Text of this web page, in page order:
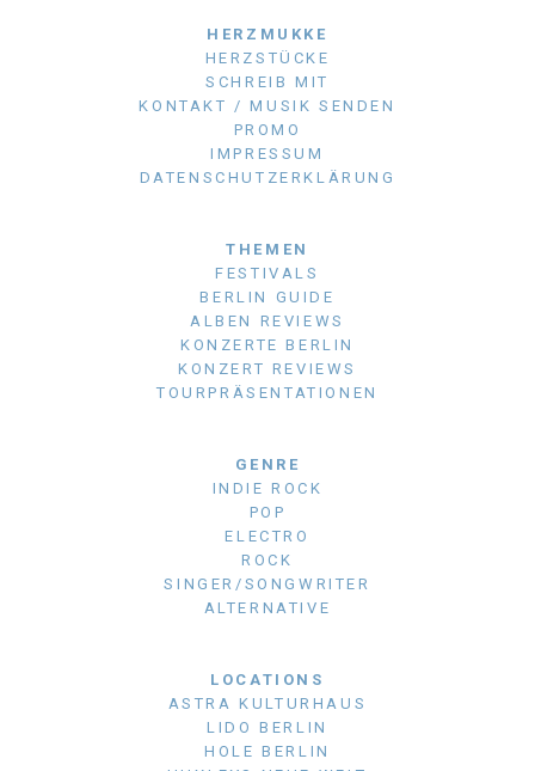
HERZMUKKE
HERZSTÜCKE
SCHREIB MIT
KONTAKT / MUSIK SENDEN
PROMO
IMPRESSUM
DATENSCHUTZERKLÄRUNG
THEMEN
FESTIVALS
BERLIN GUIDE
ALBEN REVIEWS
KONZERTE BERLIN
KONZERT REVIEWS
TOURPRÄSENTATIONEN
GENRE
INDIE ROCK
POP
ELECTRO
ROCK
SINGER/SONGWRITER
ALTERNATIVE
LOCATIONS
ASTRA KULTURHAUS
LIDO BERLIN
HOLE BERLIN